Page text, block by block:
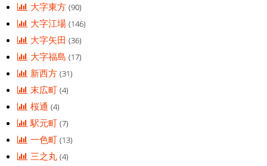
大字東方(90)
大字江場(146)
大字矢田(36)
大字福島(17)
新西方(31)
末広町(4)
桜通(4)
駅元町(7)
一色町(13)
三之丸(4)